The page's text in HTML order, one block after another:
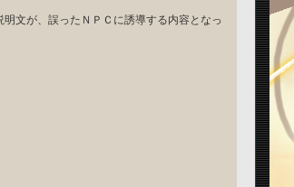
文が、誤ったＮＰＣに誘導する内容となっ